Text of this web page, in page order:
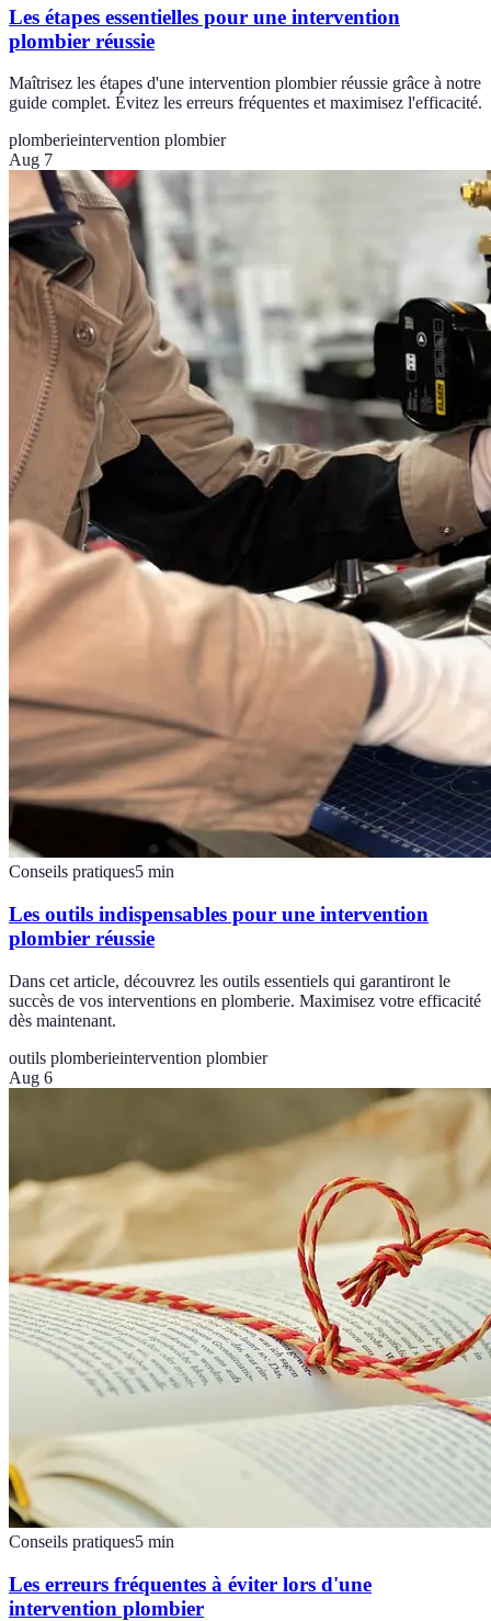
Les étapes essentielles pour une intervention
plombier réussie
Maîtrisez les étapes d'une intervention plombier réussie grâce à notre
guide complet. Évitez les erreurs fréquentes et maximisez l'efficacité.
plomberieintervention plombier
Aug 7
Conseils pratiques5 min
Les outils indispensables pour une intervention
plombier réussie
Dans cet article, découvrez les outils essentiels qui garantiront le
succès de vos interventions en plomberie. Maximisez votre efficacité
dès maintenant.
outils plomberieintervention plombier
Aug 6
Conseils pratiques5 min
Les erreurs fréquentes à éviter lors d'une
intervention plombier